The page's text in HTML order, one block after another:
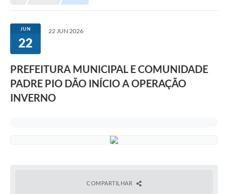
JUN
22
22 JUN 2026
PREFEITURA MUNICIPAL E COMUNIDADE
PADRE PIO DÃO INÍCIO A OPERAÇÃO
INVERNO
COMPARTILHAR